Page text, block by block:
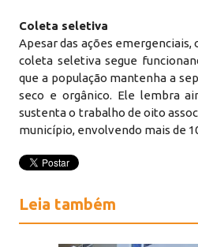
Coleta seletiva
Apesar das ações
coleta seletiva segue
que a população mantenha a
seco e orgânico. Ele lembra
sustenta o trabalho de oito
município, envolvendo mais de
Leia também